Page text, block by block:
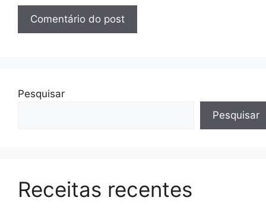
Pesquisar
Pesquisar
Receitas recentes